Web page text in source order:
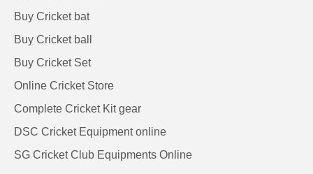
Buy Cricket bat
Buy Cricket ball
Buy Cricket Set
Online Cricket Store
Complete Cricket Kit gear
DSC Cricket Equipment online
SG Cricket Club Equipments Online